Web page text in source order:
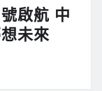
啟航 中
未來